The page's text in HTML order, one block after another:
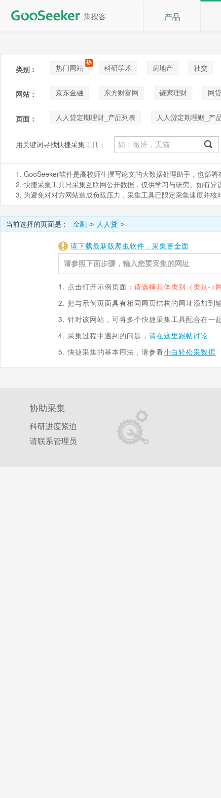
产品
类别： 热门网站 科研学术 房地产
社交
论坛贴吧
招聘 音乐
网站： 京东金融 东方财富网 链家理财 网
页面： 人人贷定期理财_产品列表 人人贷定期理财_产
用关键词寻找快捷采集工具：
1. GooSeeker软件是高校师生撰写论文的大数据处理助手，也部
2. 快捷采集工具只采集互联网公开数据，仅供学习与研究。如有
3. 为避免对对方网站造成负载压力，采集工具已限定采集速度并
当前选择的页面是： 金融 > 人人贷 >
请下载最新版爬虫软件，采集更全面
1. 点击打开示例页面： 请选择具体类别（类别->
2. 把与示例页面具有相同网页结构的网址添加到
3. 针对该网站，可将多个快捷采集工具配合在一
4. 采集过程中遇到的问题， 请在这里跟帖讨论
5. 快捷采集的基本用法，请参看小白轻松采数据
协助采集
科研进度紧迫
请联系管理员